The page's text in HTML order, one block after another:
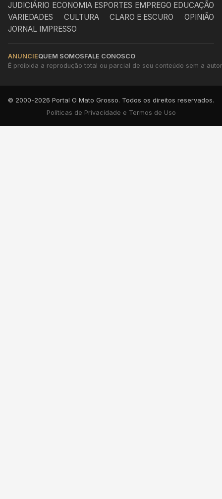
JUDICIÁRIO ECONOMIA ESPORTES EMPREGO EDUCAÇÃO
VARIEDADES
CULTURA CLARO E ESCURO
OPINIÃO
JORNAL IMPRESSO
ANUNCIEQUEM SOMOSFALE CONOSCO
É proibida a reprodução total ou parcial de seu conteúdo sem a
© 2000-2026 Portal O Mato Grosso. Todos os direitos reservados.
Políticas de Privacidade e Termos de Uso